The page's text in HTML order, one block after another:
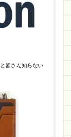
皆さん知らない